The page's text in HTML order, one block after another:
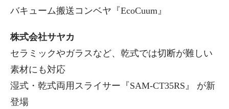
バキューム搬送コンベヤ『EcoCuum』
株式会社サヤカ
セラミックやガラスなど、乾式では切断が難しい
素材にも対応
湿式・乾式両用スライサー『SAM-CT35RS』 が新
登場